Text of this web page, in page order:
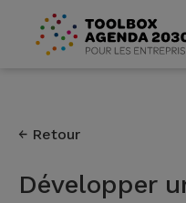
Retour
Développer